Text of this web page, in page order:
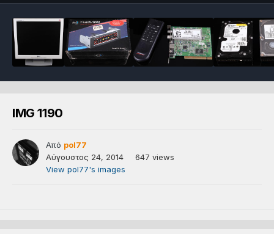
IMG 1190
Από pol77
Αύγουστος 24, 2014
647 views
View pol77's images